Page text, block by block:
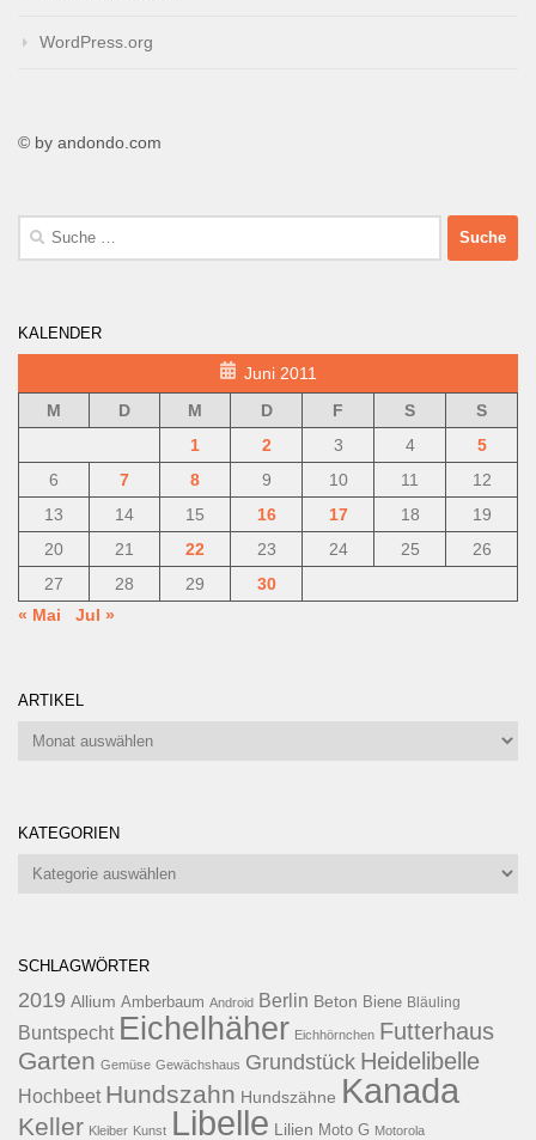
WordPress.org
© by andondo.com
Suche
KALENDER
Juni 2011
M
D M D F S
S
1
2 3 4
5
6
7 8 9 10 11
12
13
14 15 16 17 18
19
20
21 22 23 24 25
26
27
28 29
30
« Mai
Jul »
ARTIKEL
Artikel
KATEGORIEN
Kategorien
SCHLAGWÖRTER
2019 Allium Amberbaum Android Berlin Beton Biene Bläuling
Buntspecht Eichelhäher Eichhörnchen Futterhaus
Garten Gemüse Gewächshaus Grundstück Heidelibelle
Hochbeet Hundszahn Hundszähne Kanada
Keller Kleiber Kunst Libelle Lilien Moto G Motorola